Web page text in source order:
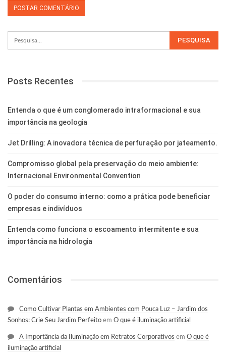
Posts Recentes
Entenda o que é um conglomerado intraformacional e sua
importância na geologia
Jet Drilling: A inovadora técnica de perfuração por jateamento.
Compromisso global pela preservação do meio ambiente:
Internacional Environmental Convention
O poder do consumo interno: como a prática pode beneficiar
empresas e indivíduos
Entenda como funciona o escoamento intermitente e sua
importância na hidrologia
Comentários
Como Cultivar Plantas em Ambientes com Pouca Luz – Jardim dos
Sonhos: Crie Seu Jardim Perfeito em O que é iluminação artificial
A Importância da Iluminação em Retratos Corporativos em O que é
iluminação artificial